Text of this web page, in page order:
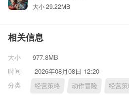
大小 29.22MB
相关信息
大小
977.8MB
时间
2026年08月08日 12:20
分类
经营策略 动作冒险 经营